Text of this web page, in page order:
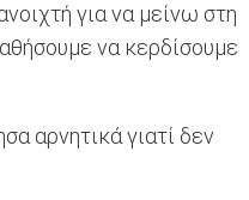
για να μείνω στη
να κερδίσουμε
αρνητικά γιατί δεν